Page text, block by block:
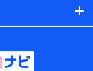
お支払方法、車
の構造や築年数
情報などが含ま
を取得する方法